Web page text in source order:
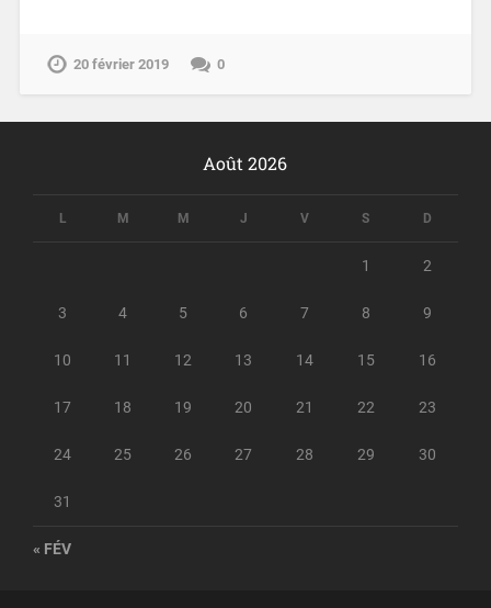
20 février 2019 0
Août 2026
L M M J V S D
1 2
3 4 5 6 7 8 9
10 11 12 13 14 15 16
17 18 19 20 21 22 23
24 25 26 27 28 29 30
31
« FÉV